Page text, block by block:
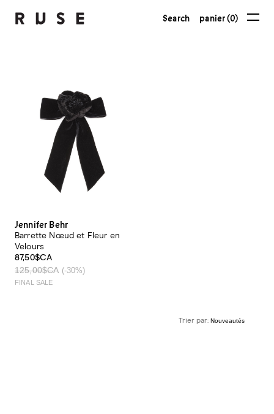
Search panier (0)
Jennifer Behr
Barrette Nœud et Fleur en
Velours
87,50$CA
125,00$CA (-30%)
FINAL SALE
Trier par: